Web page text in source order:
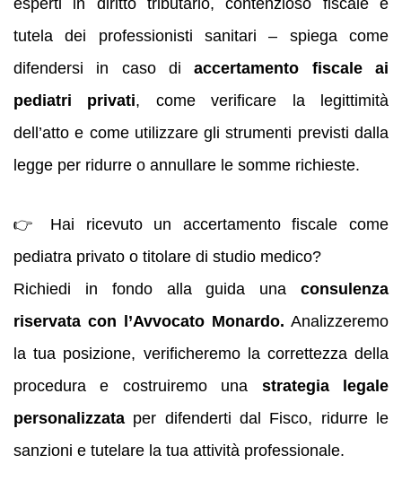
tutela dei professionisti sanitari – spiega come
difendersi in caso diaccertamento fiscale ai
pediatri privati, come verificare la legittimità
dell’atto e come utilizzare gli strumenti previsti dalla
legge per ridurre o annullare le somme richieste.
👉 Hai ricevuto un accertamento fiscale come
pediatra privato o titolare di studio medico?
Richiedi in fondo alla guida una consulenza
riservata con l’Avvocato Monardo. Analizzeremo
la tua posizione, verificheremo la correttezza della
procedura e costruiremo una strategia legale
personalizzata per difenderti dal Fisco, ridurre le
sanzioni e tutelare la tua attività professionale.